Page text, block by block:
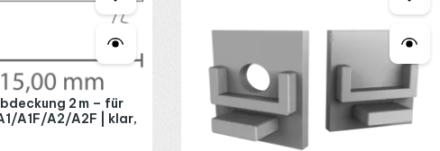
2 m – für
A1F/A2/A2F | klar,